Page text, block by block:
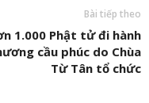
Bài tiếp theo
1.000 Phật tử đi hành
cầu phúc do Chùa
Từ Tân tổ chức